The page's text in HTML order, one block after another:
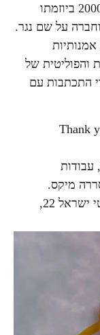
בשכונת התפר מוסררה בירושלים משנת 2000 ביוזמתו
על שם נגר.
והפוליטית של
התכתבות עם
Thank
עבודות
מיקס.
האירועים יתקיימו בחללי בית הספר (שבטי ישראל 22,